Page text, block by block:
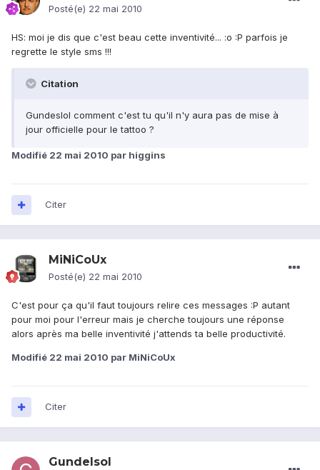
Posté(e) 22 mai 2010
HS: moi je dis que c'est beau cette inventivité... :o :P parfois je
regrette le style sms !!!
Citation
Gundeslol comment c'est tu qu'il n'y aura pas de mise à
jour officielle pour le tattoo ?
Modifié 22 mai 2010 par higgins
Citer
MiNiCoUx
Posté(e) 22 mai 2010
C'est pour ça qu'il faut toujours relire ces messages :P autant
pour moi pour l'erreur mais je cherche toujours une réponse
alors après ma belle inventivité j'attends ta belle productivité.
Modifié 22 mai 2010 par MiNiCoUx
Citer
Gundelsol